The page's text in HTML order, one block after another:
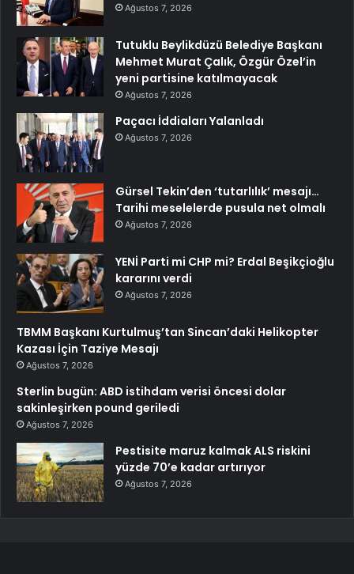
Ağustos 7, 2026
Tutuklu Beylikdüzü Belediye Başkanı
Mehmet Murat Çalık, Özgür Özel’in
yeni partisine katılmayacak
Ağustos 7, 2026
Paçacı İddiaları Yalanladı
Ağustos 7, 2026
Gürsel Tekin’den ‘tutarlılık’ mesajı…
Tarihi meselelerde pusula net olmalı
Ağustos 7, 2026
YENİ Parti mi CHP mi? Erdal Beşikçioğlu
kararını verdi
Ağustos 7, 2026
TBMM Başkanı Kurtulmuş’tan Sincan’daki Helikopter
Kazası İçin Taziye Mesajı
Ağustos 7, 2026
Sterlin bugün: ABD istihdam verisi öncesi dolar
sakinleşirken pound geriledi
Ağustos 7, 2026
Pestisite maruz kalmak ALS riskini
yüzde 70’e kadar artırıyor
Ağustos 7, 2026